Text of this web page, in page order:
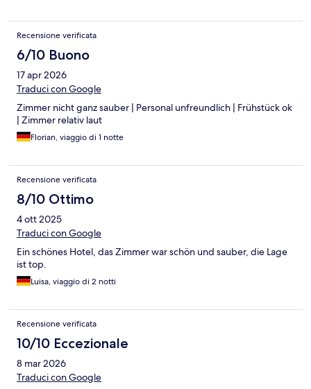
Recensione verificata
6/10 Buono
17 apr 2026
Traduci con Google
Zimmer nicht ganz sauber | Personal unfreundlich | Frühstück ok
| Zimmer relativ laut
Florian, viaggio di 1 notte
Recensione verificata
8/10 Ottimo
4 ott 2025
Traduci con Google
Ein schönes Hotel, das Zimmer war schön und sauber, die Lage
ist top.
Luisa, viaggio di 2 notti
Recensione verificata
10/10 Eccezionale
8 mar 2026
Traduci con Google